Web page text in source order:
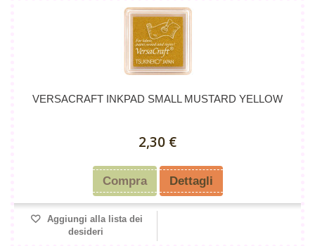
VERSACRAFT INKPAD SMALL MUSTARD YELLOW
2,30 €
Compra Dettagli
Aggiungi alla lista dei
desideri